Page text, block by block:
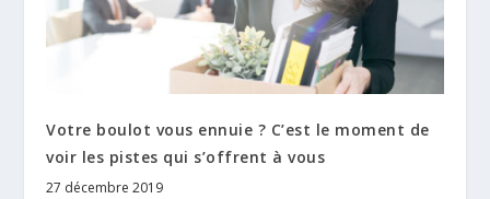
Votre boulot vous ennuie ? C’est le moment de
voir les pistes qui s’offrent à vous
27 décembre 2019